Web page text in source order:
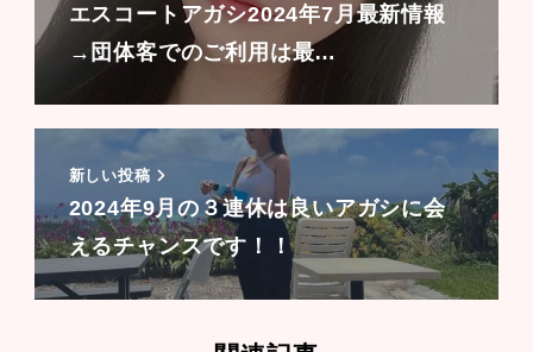
エスコートアガシ2024年7月最新情報
→団体客でのご利用は最…
新しい投稿
2024年9月の３連休は良いアガシに会
えるチャンスです！！